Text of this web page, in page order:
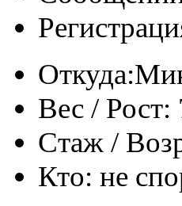
Откуда:
Вес / Рост:
Стаж /
Кто: не